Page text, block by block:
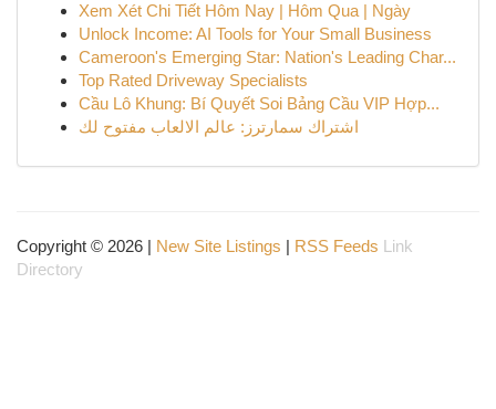
Xem Xét Chi Tiết Hôm Nay | Hôm Qua | Ngày
Unlock Income: AI Tools for Your Small Business
Cameroon's Emerging Star: Nation's Leading Char...
Top Rated Driveway Specialists
Cầu Lô Khung: Bí Quyết Soi Bảng Cầu VIP Hợp...
اشتراك سمارترز: عالم الالعاب مفتوح لك
Copyright © 2026 | New Site Listings | RSS Feeds Link
Directory